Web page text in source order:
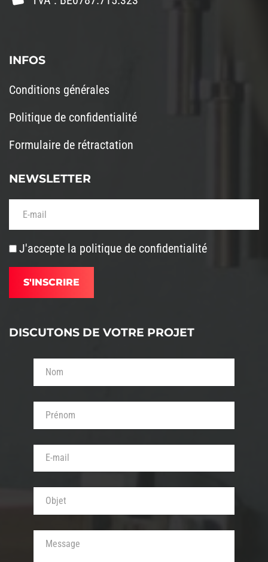
INFOS
Conditions générales
Politique de confidentialité
Formulaire de rétractation
NEWSLETTER
Votre adresse de messagerie (obligatoire)
J'accepte la politique de confidentialité
DISCUTONS DE VOTRE PROJET
Votre nom (obligatoire)
Votre prénom (obligatoire)
Votre adresse de messagerie (obligatoire)
Objet de votre message (obligatoire)
Votre message